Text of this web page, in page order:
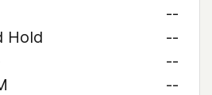
--
Hold
--
--
--